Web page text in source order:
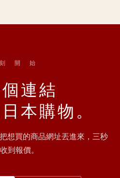
開 始
連結
本購物。
想買的商品網址丟進來，三秒
到報價。